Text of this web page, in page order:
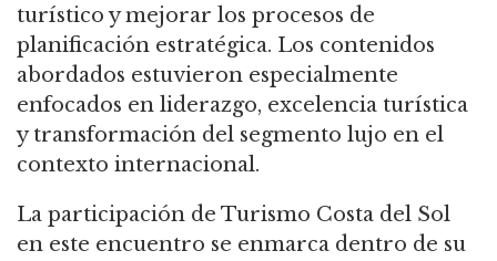
turístico y mejorar los procesos de
planificación estratégica. Los contenidos
abordados estuvieron especialmente
enfocados en liderazgo, excelencia turística
y transformación del segmento lujo en el
contexto internacional.
La participación de Turismo Costa del Sol
en este encuentro se enmarca dentro de su